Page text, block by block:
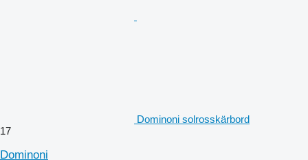
Dominoni solrosskärbord
17
Dominoni